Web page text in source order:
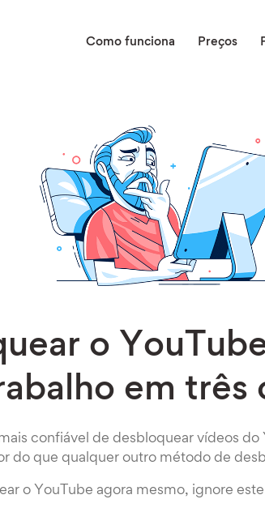
Como funciona Preços
o
em três
confiável de desbloquear vídeos
do que qualquer outro método de
o YouTube agora mesmo, ignore